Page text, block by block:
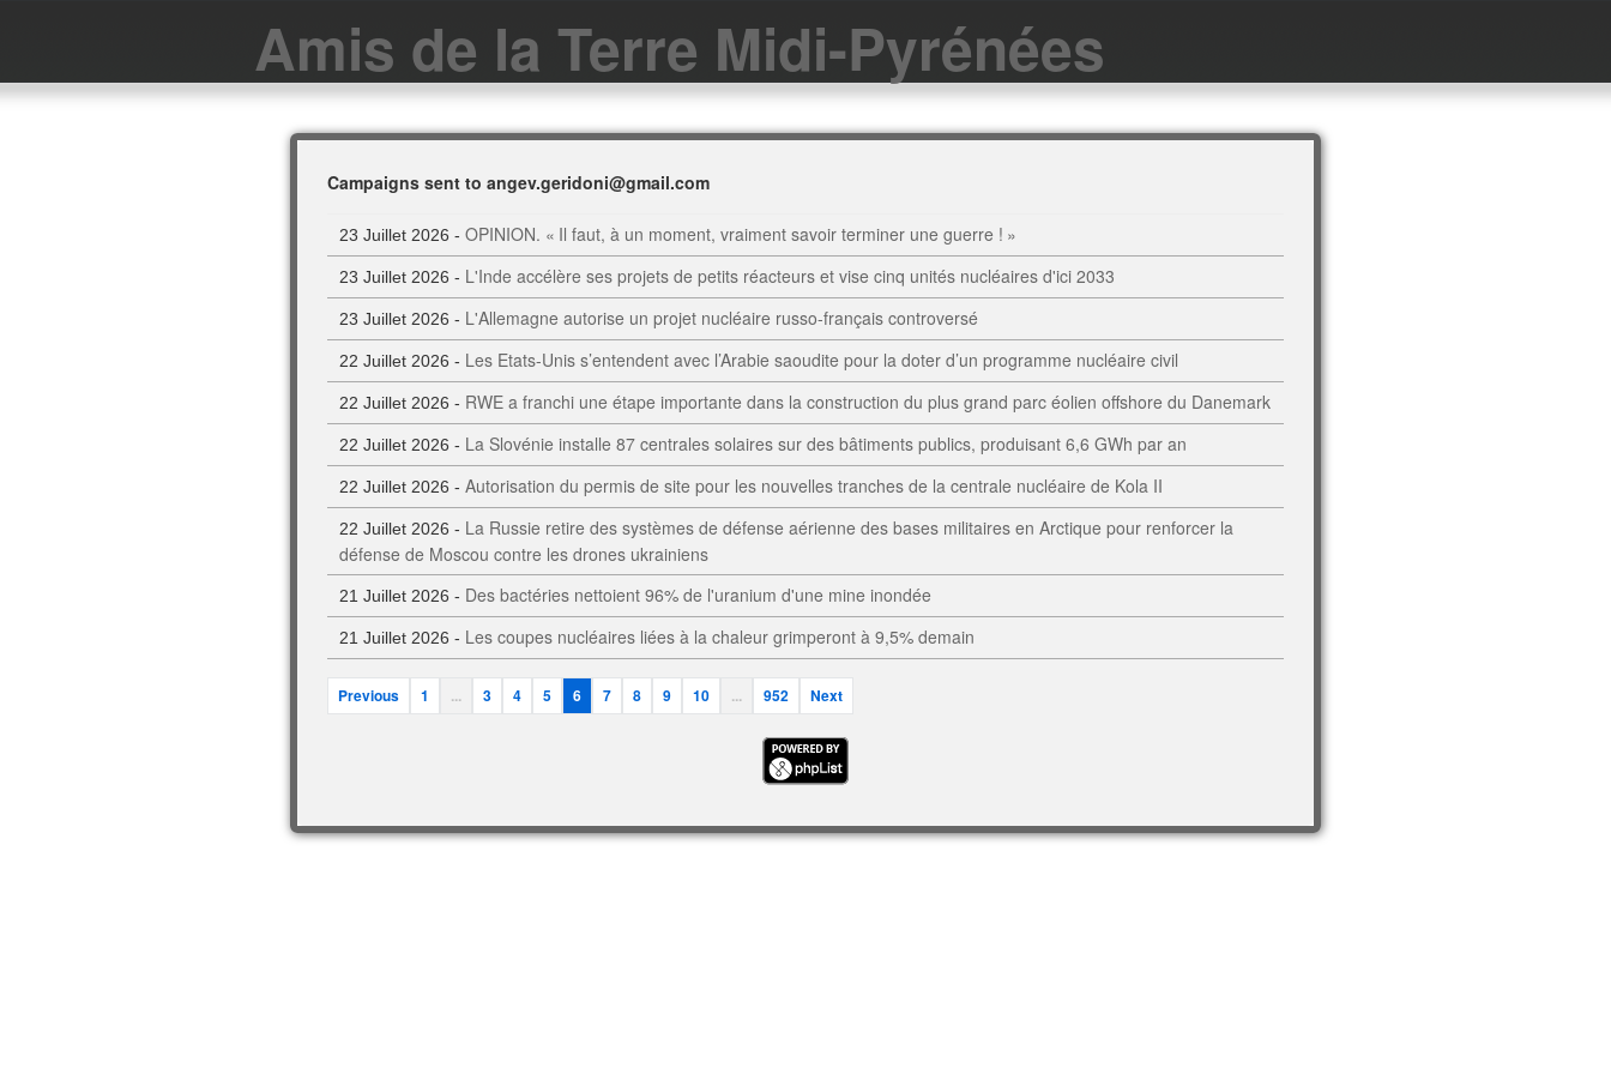
Amis de la Terre Midi-Pyrénées
Campaigns sent to angev.geridoni@gmail.com
23 Juillet 2026 - OPINION. « Il faut, à un moment, vraiment savoir terminer une guerre ! »
23 Juillet 2026 - L'Inde accélère ses projets de petits réacteurs et vise cinq unités nucléaires d'ici 2033
23 Juillet 2026 - L'Allemagne autorise un projet nucléaire russo-français controversé
22 Juillet 2026 - Les Etats-Unis s’entendent avec l’Arabie saoudite pour la doter d’un programme nucléaire civil
22 Juillet 2026 - RWE a franchi une étape importante dans la construction du plus grand parc éolien offshore du Danemark
22 Juillet 2026 - La Slovénie installe 87 centrales solaires sur des bâtiments publics, produisant 6,6 GWh par an
22 Juillet 2026 - Autorisation du permis de site pour les nouvelles tranches de la centrale nucléaire de Kola II
22 Juillet 2026 - La Russie retire des systèmes de défense aérienne des bases militaires en Arctique pour renforcer la
défense de Moscou contre les drones ukrainiens
21 Juillet 2026 - Des bactéries nettoient 96% de l'uranium d'une mine inondée
21 Juillet 2026 - Les coupes nucléaires liées à la chaleur grimperont à 9,5% demain
Previous 1 ... 3 4 5 6 7 8 9 10 ... 952 Next